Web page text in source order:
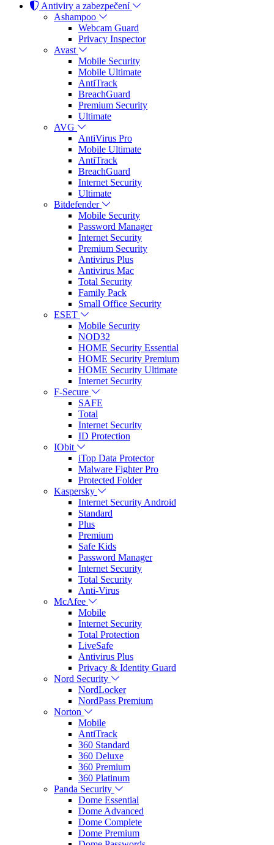
Antiviry a zabezpečení
Ashampoo
Webcam Guard
Privacy Inspector
Avast
Mobile Security
Mobile Ultimate
AntiTrack
BreachGuard
Premium Security
Ultimate
AVG
AntiVirus Pro
Mobile Ultimate
AntiTrack
BreachGuard
Internet Security
Ultimate
Bitdefender
Mobile Security
Password Manager
Internet Security
Premium Security
Antivirus Plus
Antivirus Mac
Total Security
Family Pack
Small Office Security
ESET
Mobile Security
NOD32
HOME Security Essential
HOME Security Premium
HOME Security Ultimate
Internet Security
F-Secure
SAFE
Total
Internet Security
ID Protection
IObit
iTop Data Protector
Malware Fighter Pro
Protected Folder
Kaspersky
Internet Security Android
Standard
Plus
Premium
Safe Kids
Password Manager
Internet Security
Total Security
Anti-Virus
McAfee
Mobile
Internet Security
Total Protection
LiveSafe
Antivirus Plus
Privacy & Identity Guard
Nord Security
NordLocker
NordPass Premium
Norton
Mobile
AntiTrack
360 Standard
360 Deluxe
360 Premium
360 Platinum
Panda Security
Dome Essential
Dome Advanced
Dome Complete
Dome Premium